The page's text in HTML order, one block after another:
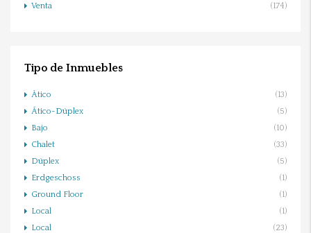
Venta
(174)
Tipo de Inmuebles
Ático
(13)
Ático-Dúplex
(5)
Bajo
(10)
Chalet
(33)
Dúplex
(5)
Erdgeschoss
(1)
Ground Floor
(1)
Local
(1)
Local
(23)